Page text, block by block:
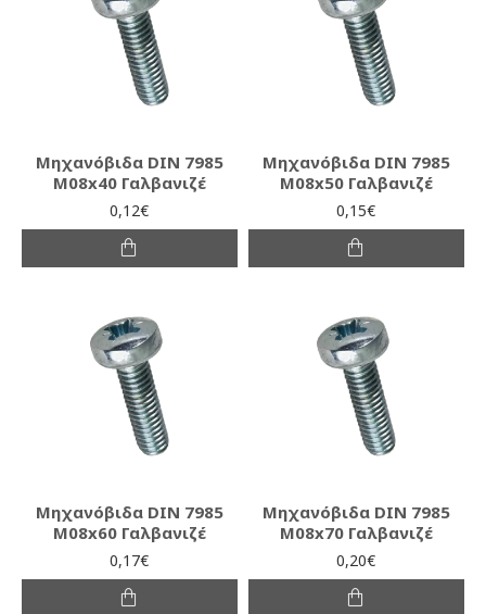
Μηχανόβιδα DIN 7985
M08x40 Γαλβανιζέ
0,12€
Μηχανόβιδα DIN 7985
M08x50 Γαλβανιζέ
0,15€
Μηχανόβιδα DIN 7985
M08x60 Γαλβανιζέ
0,17€
Μηχανόβιδα DIN 7985
M08x70 Γαλβανιζέ
0,20€